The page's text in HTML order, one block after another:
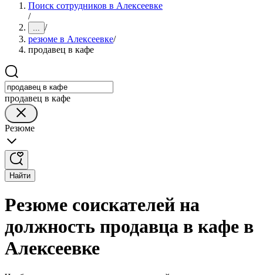
Поиск сотрудников в Алексеевке
/
... /
резюме в Алексеевке/
продавец в кафе
продавец в кафе
Резюме
Найти
Резюме соискателей на
должность продавца в кафе в
Алексеевке